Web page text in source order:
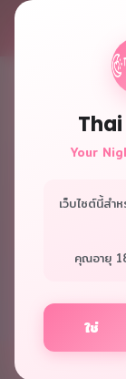
Your
เว็บไซต์นี้สำ
คุณอายุ
ใช่